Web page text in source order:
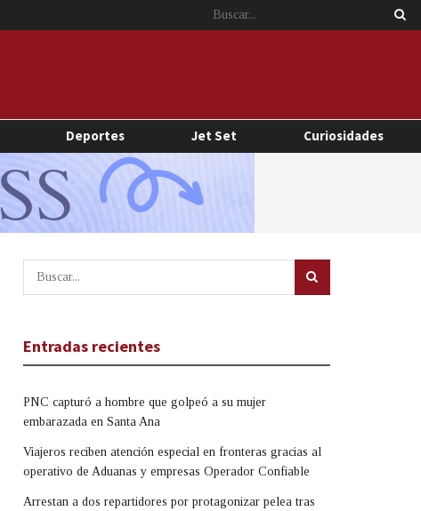
Deportes Jet Set Curiosidades
Entradas recientes
PNC capturó a hombre que golpeó a su mujer
embarazada en Santa Ana
Viajeros reciben atención especial en fronteras gracias al
operativo de Aduanas y empresas Operador Confiable
Arrestan a dos repartidores por protagonizar pelea tras